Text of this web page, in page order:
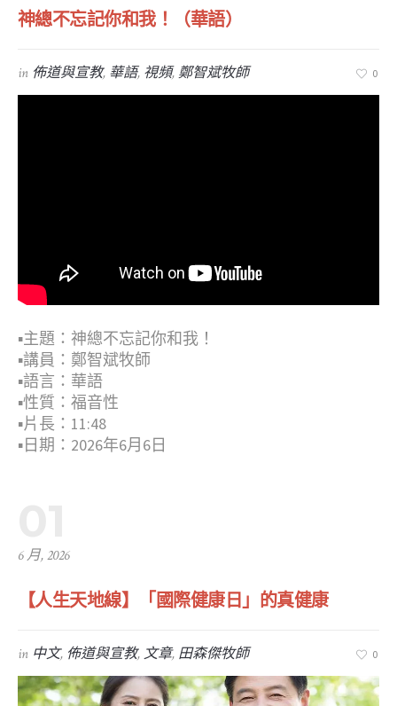
神總不忘記你和我！（華語）
in 佈道與宣教, 華語, 視頻,鄭智斌牧師 0
▪︎主題：神總不忘記你和我！
▪︎講員：鄭智斌牧師
▪︎語言：華語
▪︎性質：福音性
▪︎片長：11:48
▪︎日期：2026年6月6日
6 月, 2026
【人生天地線】「國際健康日」的真健康
in 中文, 佈道與宣教,文章, 田森傑牧師 0